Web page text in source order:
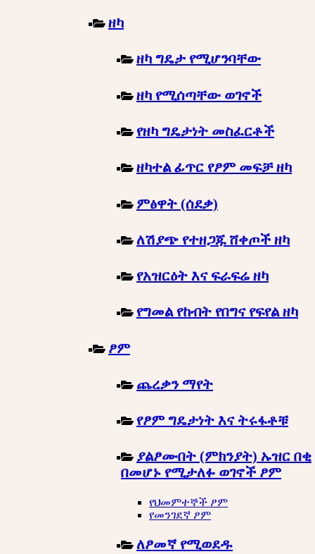
ዘካ
ዘካ ግዴታ የሚሆንባቸው
ዘካ የሚሰጣቸው ወገኖች
የዘካ ግዴታነት መስፈርቶች
ዘካተል ፊጥር የፆም መፍቻ ዘካ
ምፅዋት (ሰደቃ)
ለሽያጭ የተዘጋጁ ሸቀጦች ዘካ
የአዝርዕት እና ፍራፍሬ ዘካ
የግመል የከብት የበግና የፍየል ዘካ
ፆም
ጨረቃን ማየት
የፆም ግዴታነት እና ትሩፋቶቹ
ያልፆሙበት (ምክንያት) ኡዝር በቂ
በመሆኑ የሚታለፉ ወገኖች ፆም
የህመምተኞች ፆም
የመንገደኛ ፆም
ለፆመኛ የሚወደዱ